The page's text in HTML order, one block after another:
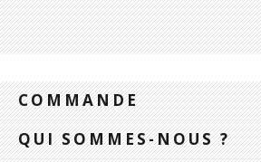
COMMANDE
QUI SOMMES-NOUS ?